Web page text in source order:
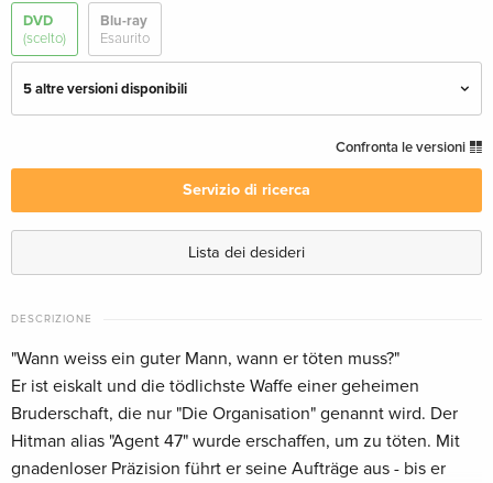
DVD
(scelto)
Blu-ray
Esaurito
5 altre versioni disponibili
CHF 16.50
Inglese · US Version
Edizione standard — (scelto)
Tedesco
Non censurata, Version Intégrale
Francese
CHF 14.50
Confronta le versioni
Servizio di ricerca
Lista dei desideri
DESCRIZIONE
"Wann weiss ein guter Mann, wann er töten muss?"
Er ist eiskalt und die tödlichste Waffe einer geheimen
Bruderschaft, die nur "Die Organisation" genannt wird. Der
Hitman alias "Agent 47" wurde erschaffen, um zu töten. Mit
gnadenloser Präzision führt er seine Aufträge aus - bis er